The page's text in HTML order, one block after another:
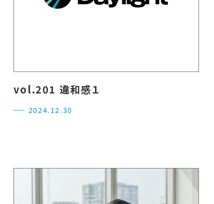
vol.201 違和感１
2024.12.30